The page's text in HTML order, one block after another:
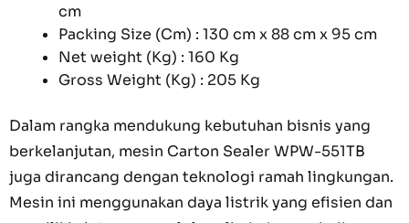
cm
Packing Size (Cm) : 130 cm x 88 cm x 95 cm
Net weight (Kg) : 160 Kg
Gross Weight (Kg) : 205 Kg
Dalam rangka mendukung kebutuhan bisnis yang
berkelanjutan, mesin Carton Sealer WPW-551TB
juga dirancang dengan teknologi ramah lingkungan.
Mesin ini menggunakan daya listrik yang efisien dan